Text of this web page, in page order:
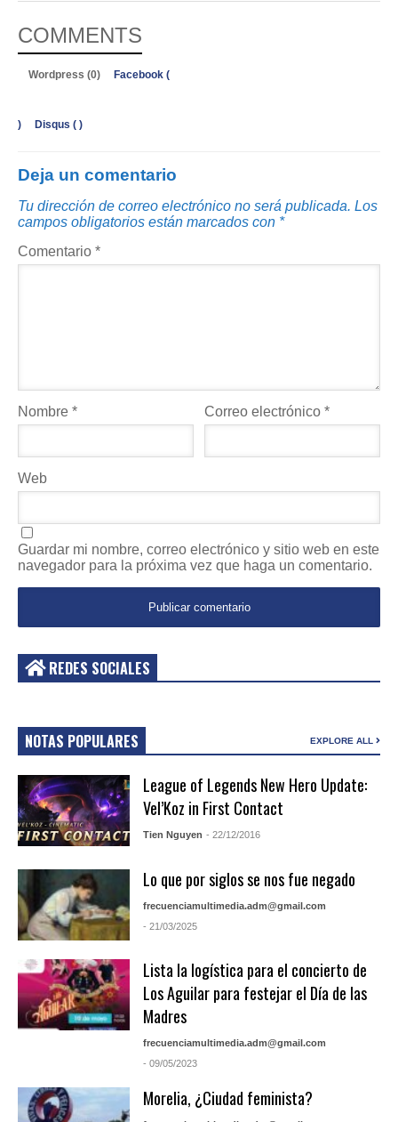
COMMENTS
Wordpress (0) Facebook (
) Disqus ( )
Deja un comentario
Tu dirección de correo electrónico no será publicada. Los
campos obligatorios están marcados con *
Comentario *
Nombre * Correo electrónico*
Web
Guardar mi nombre, correo electrónico y sitio web en este
navegador para la próxima vez que haga un comentario.
REDES SOCIALES
NOTAS POPULARES EXPLORE ALL
League of Legends New Hero Update:
Vel’Koz in First Contact
Tien Nguyen - 22/12/2016
Lo que por siglos se nos fue negado
frecuenciamultimedia.adm@gmail.com
- 21/03/2025
Lista la logística para el concierto de
Los Aguilar para festejar el Día de las
Madres
frecuenciamultimedia.adm@gmail.com
- 09/05/2023
Morelia, ¿Ciudad feminista?